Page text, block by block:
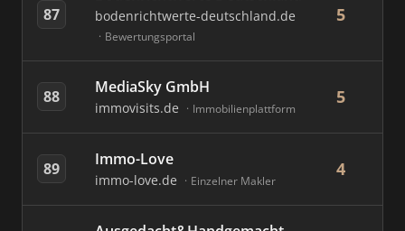
87 bodenrichtwerte-deutschland.de
Bewertungsportal
5
88 MediaSky GmbH
immovisits.de Immobilienplattform
5
89 Immo-Love
immo-love.de Einzelner Makler
4